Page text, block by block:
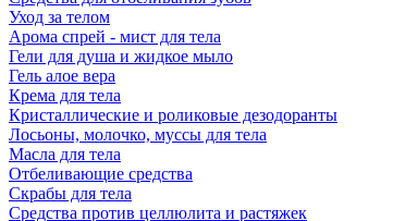
Уход за телом
Арома спрей - мист для тела
Гели для душа и жидкое мыло
Гель алое вера
Крема для тела
Кристаллические и роликовые дезодоранты
Лосьоны, молочко, муссы для тела
Масла для тела
Отбеливающие средства
Скрабы для тела
Средства против целлюлита и растяжек